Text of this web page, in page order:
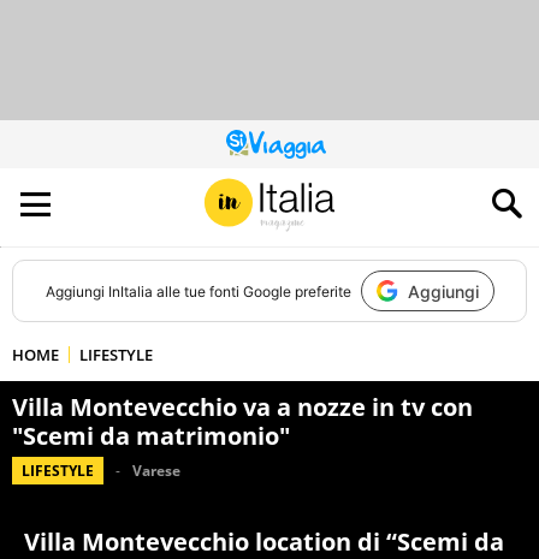
QUESTO
SITO
CONTRIBUISCE
ALL’AUDIENCE
DI
Aggiungi InItalia alle tue fonti Google preferite Aggiungi
HOME LIFESTYLE
Villa Montevecchio va a nozze in tv con
"Scemi da matrimonio"
LIFESTYLE Varese
Villa Montevecchio location di “Scemi da